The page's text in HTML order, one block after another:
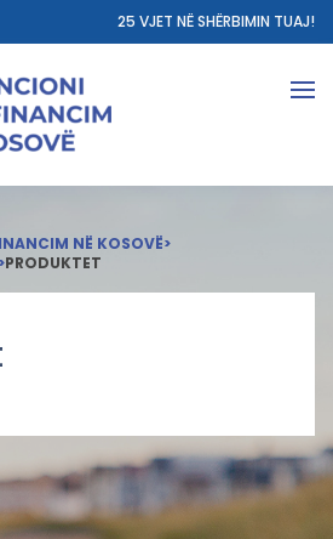
25 VJET NË SHËRBIMIN TUAJ!
NË KOSOVË>
>PRODUKTET